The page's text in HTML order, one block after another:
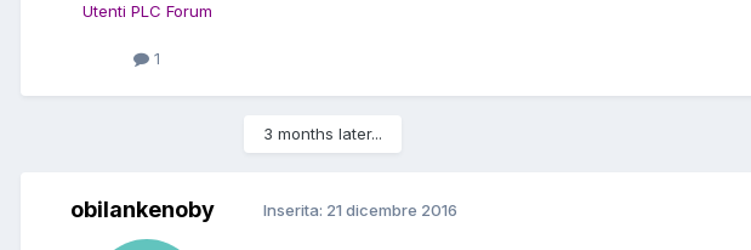
Utenti PLC Forum
1
3 months later...
obilankenoby Inserita: 21 dicembre 2016